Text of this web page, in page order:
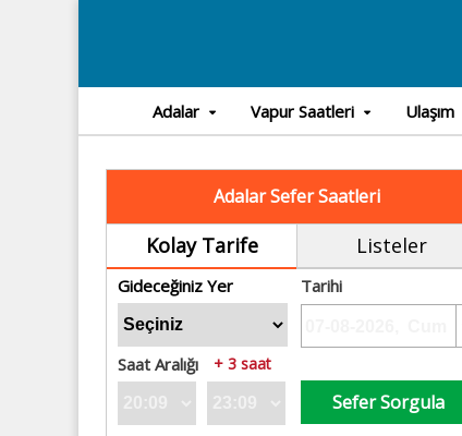
Adalar Vapur Saatleri Ulaşım
Adalar Sefer Saatleri
Kolay Tarife Listeler
Gideceğiniz Yer Tarihi
Saat Aralığı + 3 saat
Sefer Sorgula